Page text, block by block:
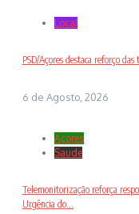
Local
PSD/Açores destaca reforço
6 de Agosto, 2026
Açores
Saude
Telemonitorização reforça
Urgência do...